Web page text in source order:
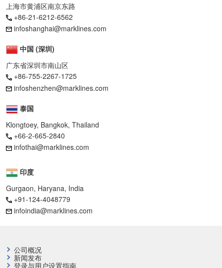
上海市黄浦区南京东路
+86-21-6212-6562
infoshanghai@marklines.com
中国 (深圳)
广东省深圳市南山区
+86-755-2267-1725
infoshenzhen@marklines.com
泰国
Klongtoey, Bangkok, Thailand
+66-2-665-2840
infothai@marklines.com
印度
Gurgaon, Haryana, India
+91-124-4048779
infoindia@marklines.com
公司概况
新闻发布
登录与用户设置指南